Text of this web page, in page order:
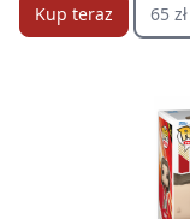
Kup teraz 65 zł